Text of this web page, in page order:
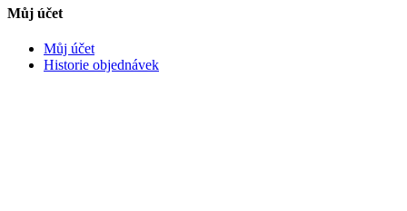
Můj účet
Můj účet
Historie objednávek